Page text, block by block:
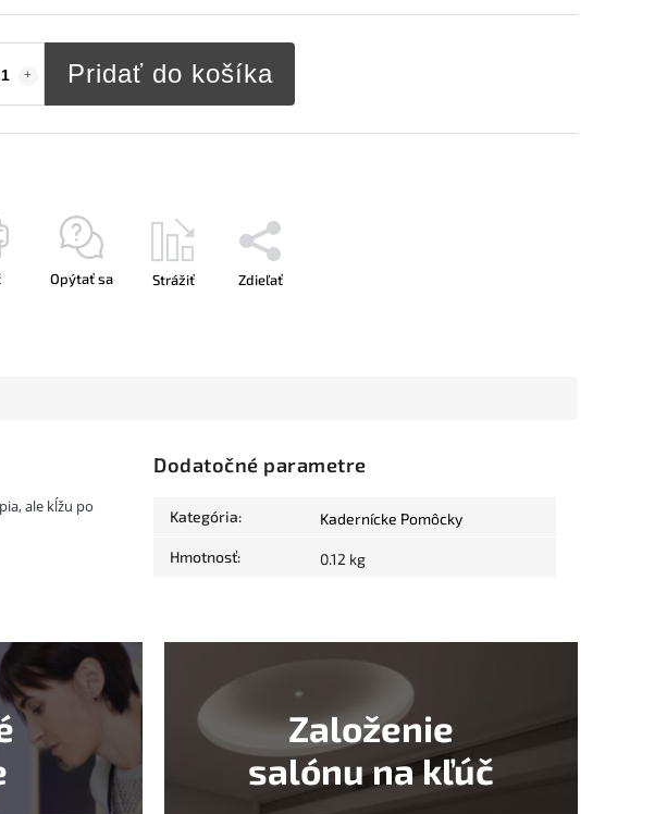
Pridať do košíka
Opýtať sa Strážiť Zdieľať
ale kĺžu po
Dodatočné parametre
Kategória: Kadernícke Pomôcky
Hmotnosť: 0.12 kg
Založenie
salónu na kľúč